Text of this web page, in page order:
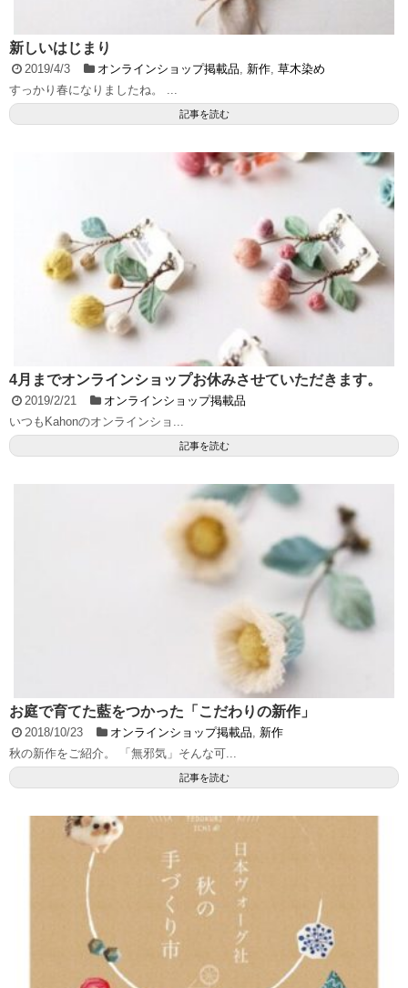
新しいはじまり
2019/4/3 オンラインショップ掲載品 新作, 草木染め
すっかり春になりましたね。 ...
記事を読む
4月までオンラインショップお休みさせていただきます。
2019/2/21
オンラインショップ掲載品
いつもKahonのオンラインショ...
記事を読む
お庭で育てた藍をつかった「こだわりの新作」
2018/10/23 オンラインショップ掲載品
新作
秋の新作をご紹介。 「無邪気」そんな可...
記事を読む